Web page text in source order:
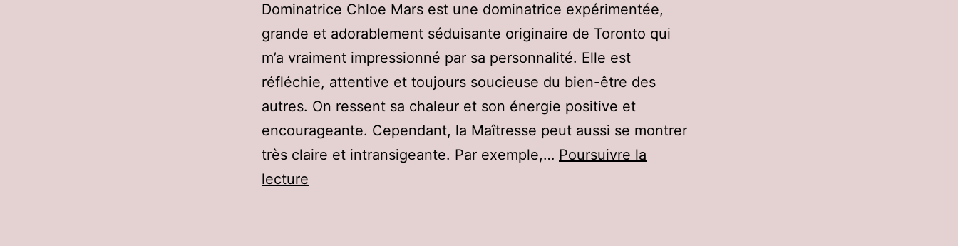
Dominatrice Chloe Mars est une dominatrice expérimentée,
grande et adorablement séduisante originaire de Toronto qui
m’a vraiment impressionné par sa personnalité. Elle est
réfléchie, attentive et toujours soucieuse du bien-être des
autres. On ressent sa chaleur et son énergie positive et
encourageante. Cependant, la Maîtresse peut aussi se montrer
très claire et intransigeante. Par exemple,… Poursuivre la
lecture